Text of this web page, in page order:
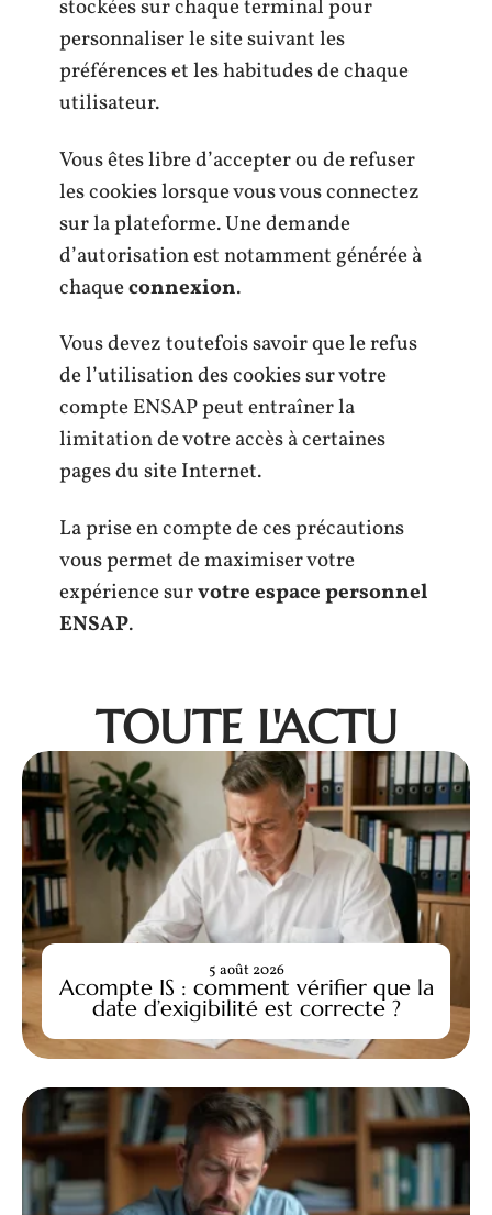
stockées sur chaque terminal pour
personnaliser le site suivant les
préférences et les habitudes de chaque
utilisateur.
Vous êtes libre d’accepter ou de refuser
les cookies lorsque vous vous connectez
sur la plateforme. Une demande
d’autorisation est notamment générée à
chaqueconnexion.
Vous devez toutefois savoir que le refus
de l’utilisation des cookies sur votre
compte ENSAP peut entraîner la
limitation de votre accès à certaines
pages du site Internet.
La prise en compte de ces précautions
vous permet de maximiser votre
expérience survotre espace personnel
ENSAP.
TOUTE L'ACTU
Acompte IS : comment vérifier que la
date d’exigibilité est correcte ?
5 août 2026